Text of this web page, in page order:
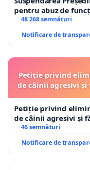
pentru abuz de
48 268 semnături
Notificare de
Petiție privind
de câinii agresivi și
Petiție privind
de câinii agresivi și
46 semnături
Notificare de